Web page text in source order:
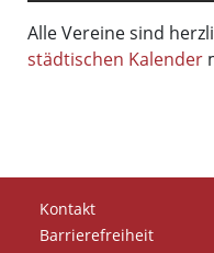
Alle Vereine sind
städtischen Kalender
Kontakt
Barrierefreiheit